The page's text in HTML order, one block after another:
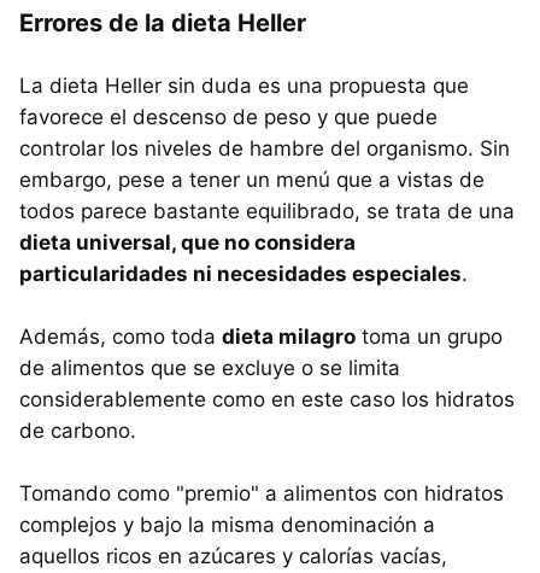
Errores de la dieta Heller
La dieta Heller sin duda es una propuesta que
favorece el descenso de peso y que puede
controlar los niveles de hambre del organismo. Sin
embargo, pese a tener un menú que a vistas de
todos parece bastante equilibrado, se trata de una
dieta universal, que no considera
particularidades ni necesidades especiales.
Además, como toda dieta milagro toma un grupo
de alimentos que se excluye o se limita
considerablemente como en este caso los hidratos
de carbono.
Tomando como "premio" a alimentos con hidratos
complejos y bajo la misma denominación a
aquellos ricos en azúcares y calorías vacías,